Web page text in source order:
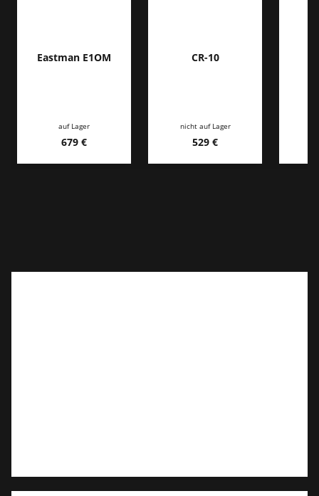
Eastman E1OM
auf Lager
679 €
CR-10
nicht auf Lager
529 €